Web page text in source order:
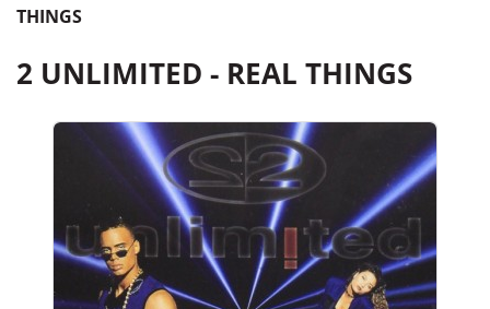
THINGS
2 UNLIMITED - REAL THINGS